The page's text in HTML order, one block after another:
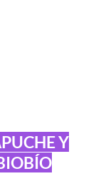
Y